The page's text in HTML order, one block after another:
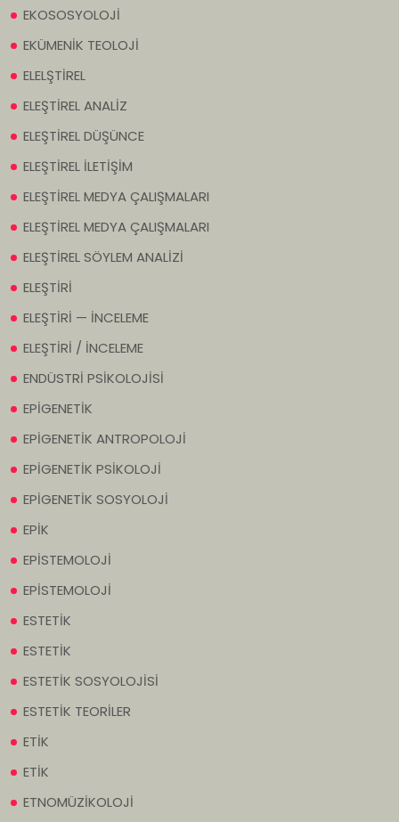
EKOSOSYOLOJİ
EKÜMENİK TEOLOJİ
ELELŞTİREL
ELEŞTİREL ANALİZ
ELEŞTİREL DÜŞÜNCE
ELEŞTİREL İLETİŞİM
ELEŞTİREL MEDYA ÇALIŞMALARI
ELEŞTİREL MEDYA ÇALIŞMALARI
ELEŞTİREL SÖYLEM ANALİZİ
ELEŞTİRİ
ELEŞTİRİ — İNCELEME
ELEŞTİRİ / İNCELEME
ENDÜSTRİ PSİKOLOJİSİ
EPİGENETİK
EPİGENETİK ANTROPOLOJİ
EPİGENETİK PSİKOLOJİ
EPİGENETİK SOSYOLOJİ
EPİK
EPİSTEMOLOJİ
EPİSTEMOLOJİ
ESTETİK
ESTETİK
ESTETİK SOSYOLOJİSİ
ESTETİK TEORİLER
ETİK
ETİK
ETNOMÜZİKOLOJİ